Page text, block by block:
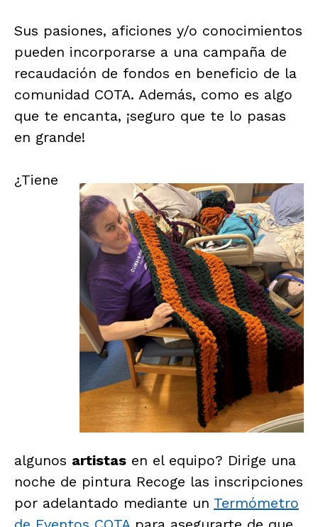
Sus pasiones, aficiones y/o conocimientos
pueden incorporarse a una campaña de
recaudación de fondos en beneficio de la
comunidad COTA. Además, como es algo
que te encanta, ¡seguro que te lo pasas
en grande!
¿Tiene
algunos artistas en el equipo? Dirige una
noche de pintura Recoge las inscripciones
por adelantado mediante un Termómetro